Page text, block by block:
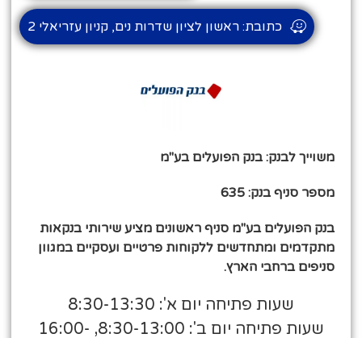
משוייך לבנק: בנק הפועלים בע"מ
מספר סניף בנק: 635
בנק הפועלים בע"מ סניף ראשונים מציע שירותי בנקאות
מתקדמים ומתחדשים ללקוחות פרטיים ועסקיים במגוון
סניפים ברחבי הארץ.
שעות פתיחה יום א': 8:30-13:30
שעות פתיחה יום ב': 8:30-13:00, 16:00-
כתובת: ראשון לציון שדרות נים, קניון עזריאלי 2